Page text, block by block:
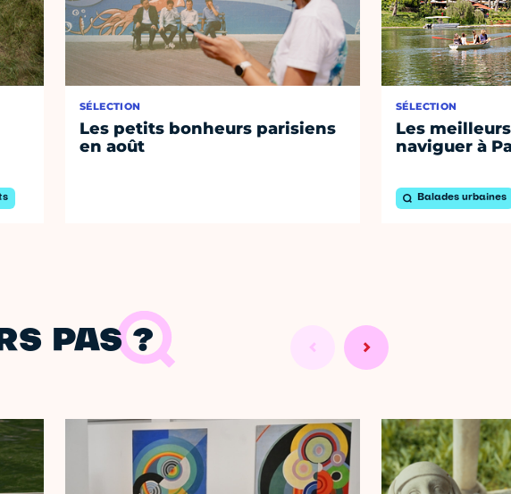
SÉLECTION
Les petits bonheurs parisiens
en août
SÉLECTION
Les
naviguer à
Balades urbaines
PAS ?